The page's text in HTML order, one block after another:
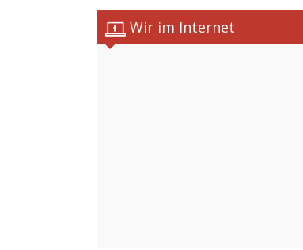
Wir im Internet